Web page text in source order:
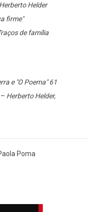
Helder
firme"
de família
e "O Poema" 61
– Herberto Helder,
Poma